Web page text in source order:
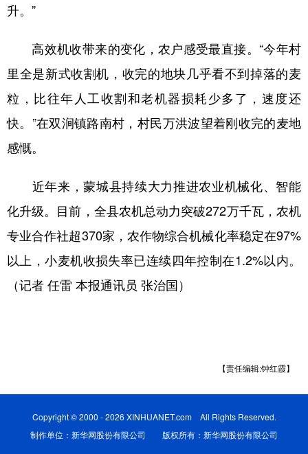
多语种频道
English Español Français عربى
Русский язык 日本語 한국어
Deutsch Português
升。”
高效机收带来的变化，农户感受最直接。“今年村
里全是新式收割机，收完的地块几乎看不到掉落的麦
粒，比往年人工收割和老机器损耗少多了，速度还
快。”在双涧镇路南村，村民万洪波望着刚收完的麦地
感慨。
近年来，蒙城县持续大力推进农业机械化、智能
化升级。目前，全县农机总动力突破272万千瓦，农机
专业合作社超370家，农作物综合机械化率稳定在97%
以上，小麦机收损失率已连续四年控制在1.2%以内。
（记者 任雷 本报通讯员 张治国）
【责任编辑:钟红霞】
Copyright © 2000 - 2026 XINHUANET.com All Rights Reserved.
制作单位：新华网股份有限公司 版权所有：新华网股份有限公司